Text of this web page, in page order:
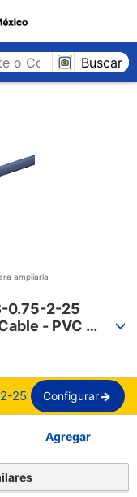
Buscar
ampliarla
0.75-2-25
- PVC
25 Configurar
Agregar